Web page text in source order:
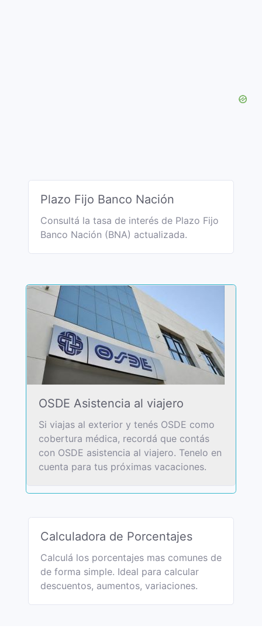
Plazo Fijo Banco Nación
Consultá la tasa de interés de Plazo Fijo
Banco Nación (BNA) actualizada.
OSDE Asistencia al viajero
Si viajas al exterior y tenés OSDE como
cobertura médica, recordá que contás
con OSDE asistencia al viajero. Tenelo en
cuenta para tus próximas vacaciones.
Calculadora de Porcentajes
Calculá los porcentajes mas comunes de
de forma simple. Ideal para calcular
descuentos, aumentos, variaciones.